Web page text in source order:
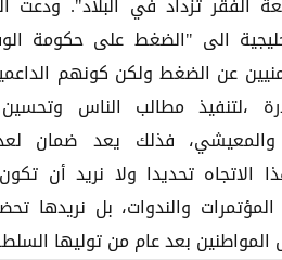
الفقر تزداد في البلاد". ودعت
الى "الضغط على حكومة
عن الضغط ولكن كونهم
،لتنفيذ مطالب الناس
والمعيشي، فذلك يعد ضمان
الاتجاه تحديدا ولا نريد أن
والندوات، بل نريدها
بعد عام من توليها